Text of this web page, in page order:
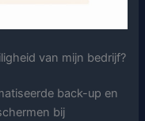
van mijn bedrijf?
back-up en
bij